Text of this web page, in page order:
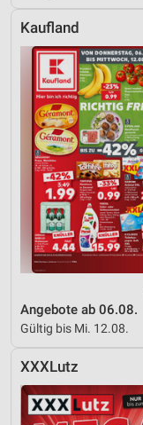
Kaufland
Angebote ab 06.08.
Gültig bis Mi. 12.08.
XXXLutz